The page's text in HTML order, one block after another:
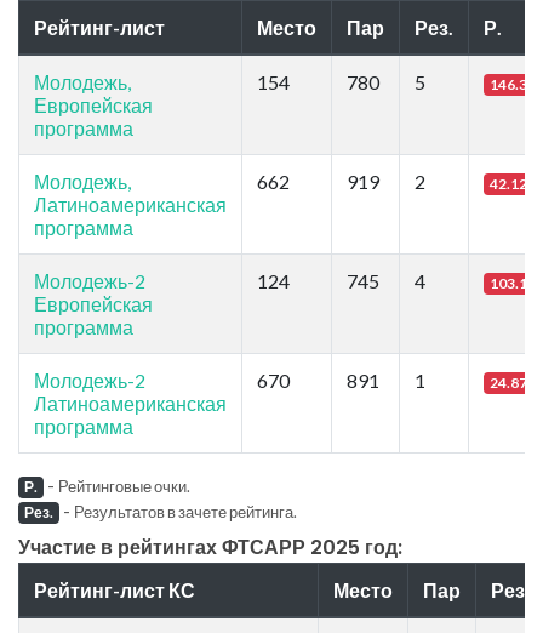
Рейтинг-лист Место Пар Рез. Р.
Молодежь,
Европейская
программа
154 780 5 146.35
Молодежь,
Латиноамериканская
программа
662 919 2 42.12
Молодежь-2
Европейская
программа
124 745 4 103.12
Молодежь-2
Латиноамериканская
программа
670 891 1 24.87
Р. - Рейтинговые очки.
Рез. - Результатов в зачете рейтинга.
Участие в рейтингах ФТСАРР 2025 год:
Рейтинг-лист КС Место Пар Рез.